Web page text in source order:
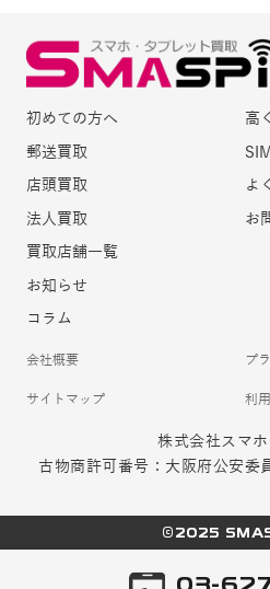
初めての方へ
郵送買取
店頭買取
法人買取
買取店舗一覧
お知らせ
コラム
高
よ
お
会社概要 プ
サイトマップ 利
株式会社スマ
古物商許可番号：大阪府公安
©2025